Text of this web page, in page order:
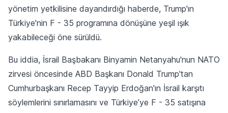
yönetim yetkilisine dayandırdığı haberde, Trump'ın
Türkiye'nin F - 35 programına dönüşüne yeşil ışık
yakabileceği öne sürüldü.
Bu iddia, İsrail Başbakanı Binyamin Netanyahu'nun NATO
zirvesi öncesinde ABD Başkanı Donald Trump'tan
Cumhurbaşkanı Recep Tayyip Erdoğan'ın İsrail karşıtı
söylemlerini sınırlamasını ve Türkiye’ye F - 35 satışına